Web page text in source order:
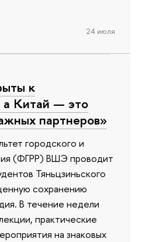
24 июля
к
а Китай — это
партнеров»
городского и
(ФГРР) ВШЭ проводит
Тяньцзиньского
сохранению
В течение недели
практические
на знаковых